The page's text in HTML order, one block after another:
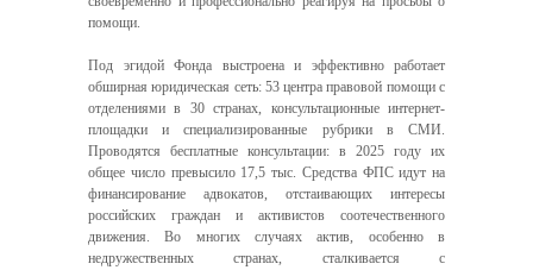
помощи.
Под эгидой Фонда выстроена и эффективно работает
обширная юридическая сеть: 53 центра правовой помощи с
отделениями в 30 странах, консультационные интернет-
площадки и специализированные рубрики в СМИ.
Проводятся бесплатные консультации: в 2025 году их
общее число превысило 17,5 тыс. Средства ФПС идут на
финансирование адвокатов, отстаивающих интересы
российских граждан и активистов соотечественного
движения. Во многих случаях актив, особенно в
недружественных странах, сталкивается с